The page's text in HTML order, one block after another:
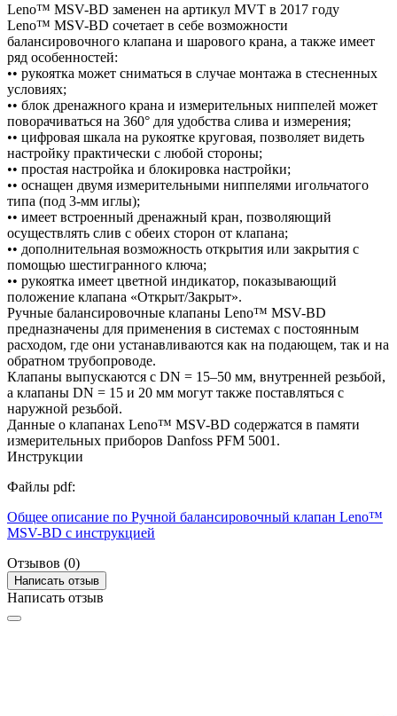
Leno™ MSV-BD заменен на артикул MVT в 2017 году
Leno™ MSV-BD сочетает в себе возможности
балансировочного клапана и шарового крана, а также имеет
ряд особенностей:
•• рукоятка может сниматься в случае монтажа в стесненных
условиях;
•• блок дренажного крана и измерительных ниппелей может
поворачиваться на 360° для удобства слива и измерения;
•• цифровая шкала на рукоятке круговая, позволяет видеть
настройку практически с любой стороны;
•• простая настройка и блокировка настройки;
•• оснащен двумя измерительными ниппелями игольчатого
типа (под 3-мм иглы);
•• имеет встроенный дренажный кран, позволяющий
осуществлять слив с обеих сторон от клапана;
•• дополнительная возможность открытия или закрытия с
помощью шестигранного ключа;
•• рукоятка имеет цветной индикатор, показывающий
положение клапана «Открыт/Закрыт».
Ручные балансировочные клапаны Leno™ MSV-BD
предназначены для применения в системах с постоянным
расходом, где они устанавливаются как на подающем, так и на
обратном трубопроводе.
Клапаны выпускаются с DN = 15–50 мм, внутренней резьбой,
а клапаны DN = 15 и 20 мм могут также поставляться с
наружной резьбой.
Данные о клапанах Leno™ MSV-BD содержатся в памяти
измерительных приборов Danfoss PFM 5001.
Инструкции
Файлы pdf:
Общее описание по Ручной балансировочный клапан Leno™
MSV-BD с инструкцией
Отзывов (0)
Написать отзыв
Написать отзыв